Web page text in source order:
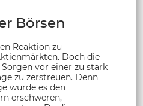
Börsen
Reaktion zu
Doch die
vor einer zu stark
zu zerstreuen. Denn
würde es den
erschweren,